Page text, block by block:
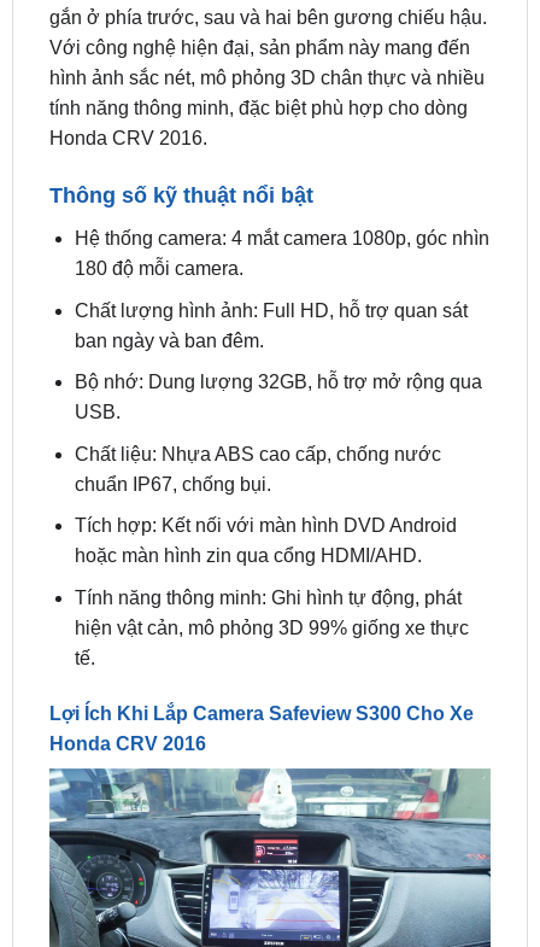
hình ảnh sắc nét, mô phỏng 3D chân thực và nhiều
tính năng thông minh, đặc biệt phù hợp cho dòng
Honda CRV 2016.
Thông số kỹ thuật nổi bật
180 độ mỗi camera.
Chất lượng hình ảnh: Full HD, hỗ trợ quan sát
ban ngày và ban đêm.
Bộ nhớ: Dung lượng 32GB, hỗ trợ mở rộng qua
USB.
Chất liệu: Nhựa ABS cao cấp, chống nước
chuẩn IP67, chống bụi.
Tích hợp: Kết nối với màn hình DVD Android
hoặc màn hình zin qua cổng HDMI/AHD.
Tính năng thông minh: Ghi hình tự động, phát
hiện vật cản, mô phỏng 3D 99% giống xe thực
tế.
Lợi Ích Khi Lắp Camera Safeview S300 Cho Xe